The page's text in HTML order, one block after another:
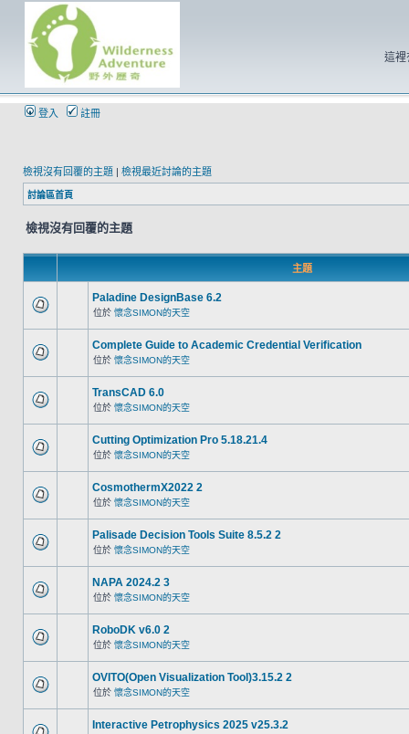
這裡
登入 註冊
檢視沒有回覆的主題 | 檢視最近討論的主題
討論區首頁
檢視沒有回覆的主題
主題
Paladine DesignBase 6.2
位於 懷念SIMON的天空
Complete Guide to Academic Credential Verification
位於 懷念SIMON的天空
TransCAD 6.0
位於 懷念SIMON的天空
Cutting Optimization Pro 5.18.21.4
位於 懷念SIMON的天空
CosmothermX2022 2
位於 懷念SIMON的天空
Palisade Decision Tools Suite 8.5.2 2
位於 懷念SIMON的天空
NAPA 2024.2 3
位於 懷念SIMON的天空
RoboDK v6.0 2
位於 懷念SIMON的天空
OVITO(Open Visualization Tool)3.15.2 2
位於 懷念SIMON的天空
Interactive Petrophysics 2025 v25.3.2